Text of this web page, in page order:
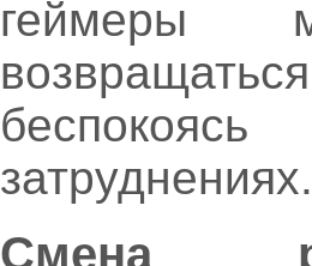
геймеры
затруднениях.
Смена